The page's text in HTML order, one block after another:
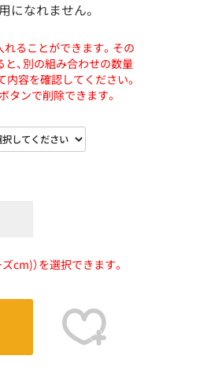
になれません。
ることができます。その
と、別の組み合わせの数量
容を確認してください。
ンで削除できます。
cm)）を選択できます。